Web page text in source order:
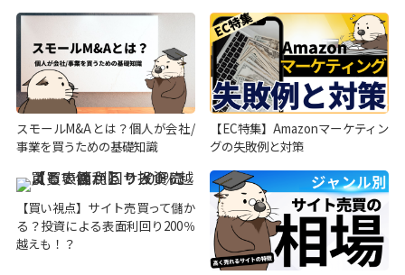
スモールM&Aとは？個人が会社/
事業を買うための基礎知識
【EC特集】Amazonマーケティン
グの失敗例と対策
【買い視点】サイト売買って儲か
る？投資による表面利回り200％
越えも！？